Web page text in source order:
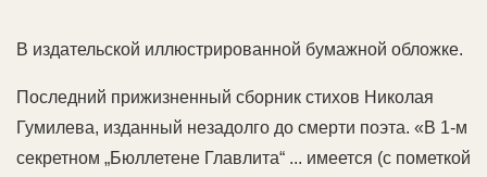
В издательской иллюстрированной бумажной обложке.
Последний прижизненный сборник стихов Николая
Гумилева, изданный незадолго до смерти поэта. «В 1-м
секретном „Бюллетене Главлита“ ... имеется (с пометкой